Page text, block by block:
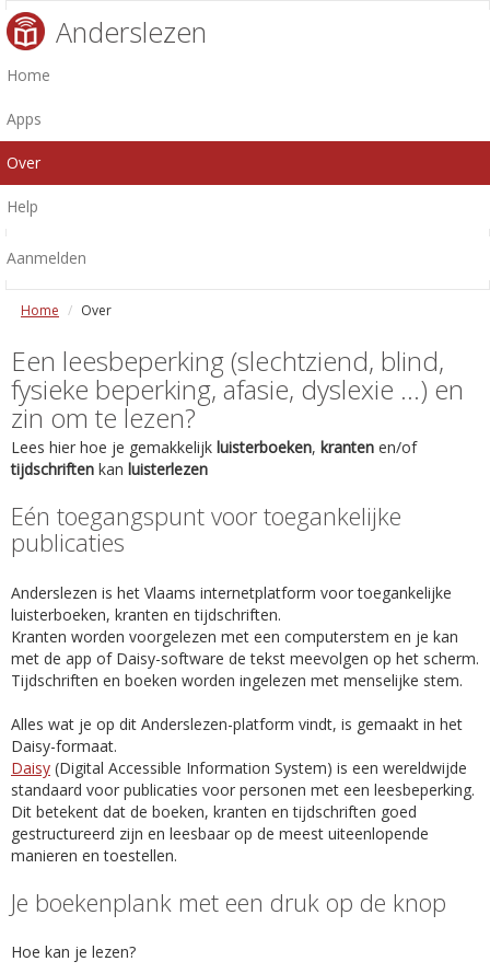
Anderslezen
Home
Apps
Over
Help
Aanmelden
Home Over
Een leesbeperking (slechtziend, blind,
fysieke beperking, afasie, dyslexie ...) en
zin om te lezen?
Lees hier hoe je gemakkelijk luisterboeken, kranten en/of
tijdschriften kan luisterlezen
Eén toegangspunt voor toegankelijke
publicaties
Anderslezen is het Vlaams internetplatform voor toegankelijke
luisterboeken, kranten en tijdschriften.
Kranten worden voorgelezen met een computerstem en je kan
met de app of Daisy-software de tekst meevolgen op het scherm.
Tijdschriften en boeken worden ingelezen met menselijke stem.
Alles wat je op dit Anderslezen-platform vindt, is gemaakt in het
Daisy-formaat.
Daisy (Digital Accessible Information System) is een wereldwijde
standaard voor publicaties voor personen met een leesbeperking.
Dit betekent dat de boeken, kranten en tijdschriften goed
gestructureerd zijn en leesbaar op de meest uiteenlopende
manieren en toestellen.
Je boekenplank met een druk op de knop
Hoe kan je lezen?